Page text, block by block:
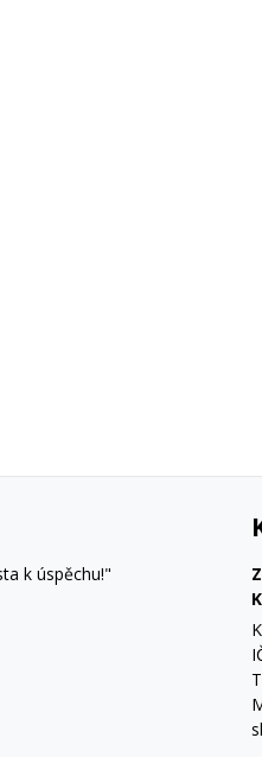
k úspěchu!"